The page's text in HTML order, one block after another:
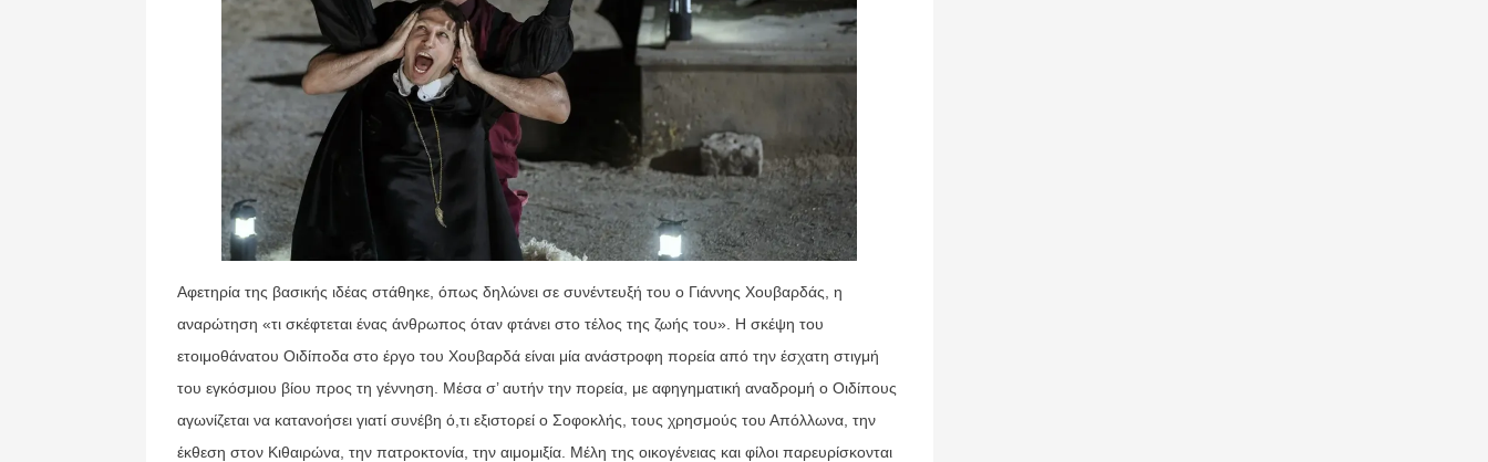
Αφετηρία της βασικής ιδέας στάθηκε, όπως δηλώνει σε συνέντευξή του ο Γιάννης Χουβαρδάς, η
αναρώτηση «τι σκέφτεται ένας άνθρωπος όταν φτάνει στο τέλος της ζωής του». Η σκέψη του
ετοιμοθάνατου Οιδίποδα στο έργο του Χουβαρδά είναι μία ανάστροφη πορεία από την έσχατη στιγμή
του εγκόσμιου βίου προς τη γέννηση. Μέσα σ’ αυτήν την πορεία, με αφηγηματική αναδρομή ο Οιδίπους
αγωνίζεται να κατανοήσει γιατί συνέβη ό,τι εξιστορεί ο Σοφοκλής, τους χρησμούς του Απόλλωνα, την
έκθεση στον Κιθαιρώνα, την πατροκτονία, την αιμομιξία. Μέλη της οικογένειας και φίλοι παρευρίσκονται